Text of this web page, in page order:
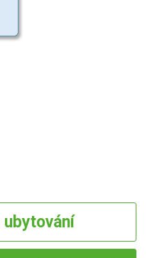
ubytování